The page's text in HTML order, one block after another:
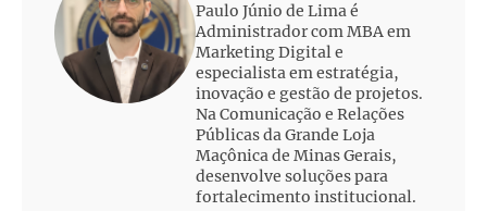
Paulo Júnio de Lima é
Administrador com MBA em
Marketing Digital e
especialista em estratégia,
inovação e gestão de projetos.
Na Comunicação e Relações
Públicas da Grande Loja
Maçônica de Minas Gerais,
desenvolve soluções para
fortalecimento institucional.